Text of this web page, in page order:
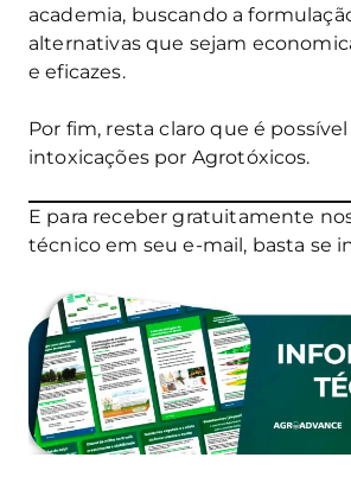
academia, buscando a
alternativas que sejam
e eficazes.
Por fim, resta claro que é
intoxicações por Agrotóxicos.
E para receber gratuitamente
técnico em seu e-mail, basta se